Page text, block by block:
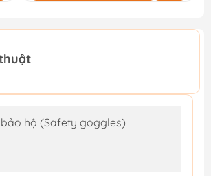
bảo hộ (Safety goggles)